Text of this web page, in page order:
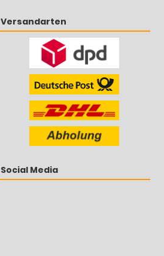
Versandarten
Social Media